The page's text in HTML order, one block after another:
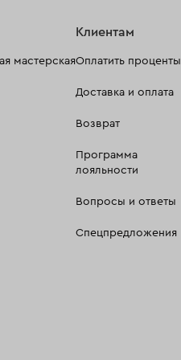
мастерская
Клиентам
Оплатить проценты
Доставка и оплата
Возврат
Программа
лояльности
Вопросы и ответы
Спецпредложения